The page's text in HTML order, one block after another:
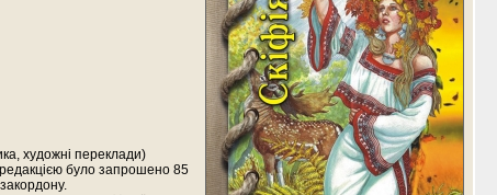
художні переклади)
редакцією було запрошено 85